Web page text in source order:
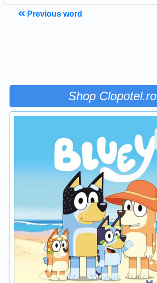
Previous word
Shop Clopotel.ro